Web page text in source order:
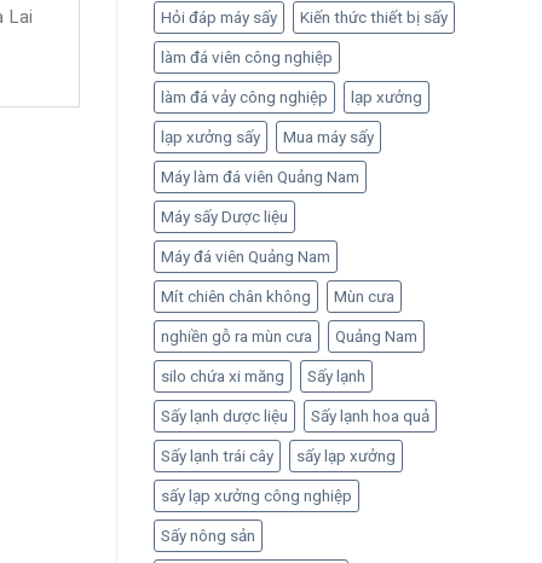
Lai
Hỏi đáp máy sấy Kiến thức thiết bị sấy
làm đá viên công nghiệp
làm đá vảy công nghiệp lạp xưởng
lạp xưởng sấy Mua máy sấy
Máy làm đá viên Quảng Nam
Máy sấy Dược liệu
Máy đá viên Quảng Nam
Mít chiên chân không Mùn cưa
nghiền gỗ ra mùn cưa Quảng Nam
silo chứa xi măng Sấy lạnh
Sấy lạnh dược liệu Sấy lạnh hoa quả
Sấy lạnh trái cây sấy lạp xưởng
sấy lạp xưởng công nghiệp
Sấy nông sản